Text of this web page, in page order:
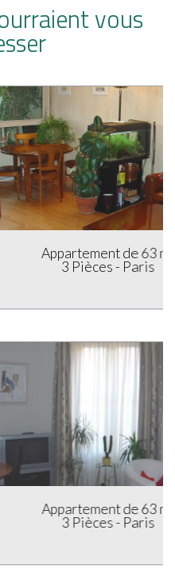
vous
de 63 m²
de 63 m²